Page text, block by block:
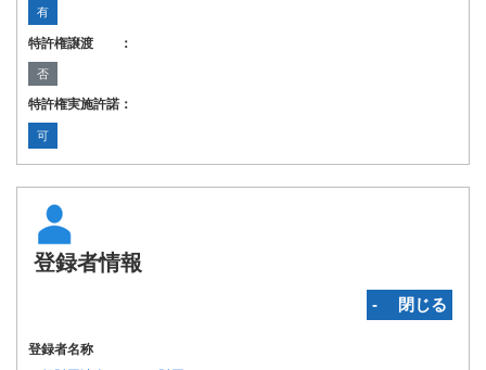
有
特許権譲渡 ：
否
特許権実施許諾：
可
登録者情報
‐ 閉じる
登録者名称